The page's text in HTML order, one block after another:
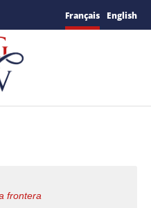
Français English
frontera